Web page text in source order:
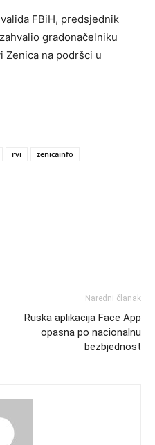
FBiH, predsjednik
gradonačelniku
Zenica na podršci u
rvi zenicainfo
Naredni članak
Ruska aplikacija Face App
opasna po nacionalnu
bezbjednost